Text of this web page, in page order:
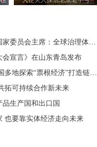
国际标准化组织发展中国家委员会主席：全球治理体系改革应共建共享
会宣言》在山东青岛发布
一张票根、多重体验 中国多地探索“票根经济”打造链式消费新场景
拓可持续合作新未来
生产国和出口国
也要靠实体经济走向未来